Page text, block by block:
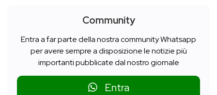
Community
Entra a far parte della nostra community Whatsapp
per avere sempre a disposizione le notizie più
importanti pubblicate dal nostro giornale
Entra